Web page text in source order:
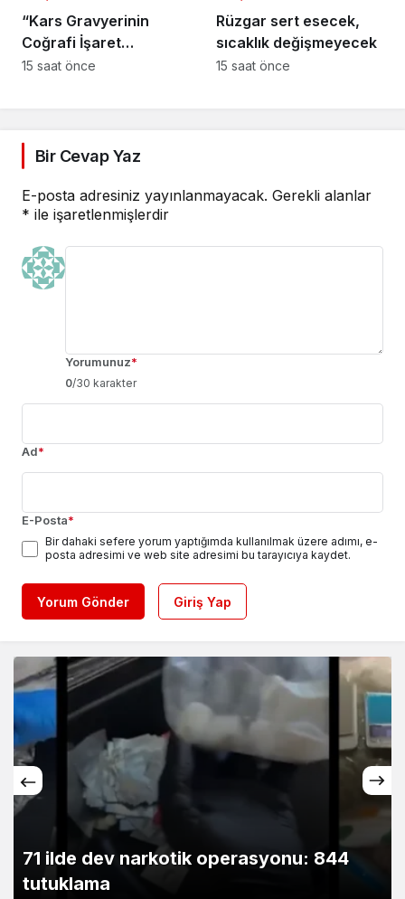
“Kars Gravyerinin
Coğrafi İşaret
Niteliğinin
15 saat önce
Rüzgar sert esecek,
sıcaklık değişmeyecek
15 saat önce
Bir Cevap Yaz
E-posta adresiniz yayınlanmayacak. Gerekli alanlar
* ile işaretlenmişlerdir
Yorumunuz*
0/30 karakter
Ad*
E-Posta*
Bir dahaki sefere yorum yaptığımda kullanılmak üzere adımı, e-
posta adresimi ve web site adresimi bu tarayıcıya kaydet.
Yorum Gönder Giriş Yap
71 ilde dev narkotik operasyonu: 844
tutuklama